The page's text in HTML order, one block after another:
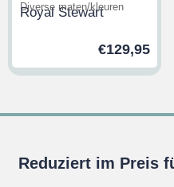
Royal Stewart
Diverse maten/kleuren
€129,95
Reduziert im Preis